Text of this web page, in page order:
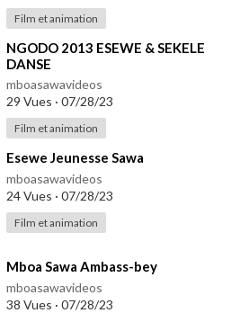
Film et animation
⁣NGODO 2013 ESEWE & SEKELE
DANSE
mboasawavideos
29 Vues · 07/28/23
Film et animation
⁣Esewe Jeunesse Sawa
mboasawavideos
24 Vues · 07/28/23
Film et animation
⁣Mboa Sawa Ambass-bey
mboasawavideos
38 Vues · 07/28/23